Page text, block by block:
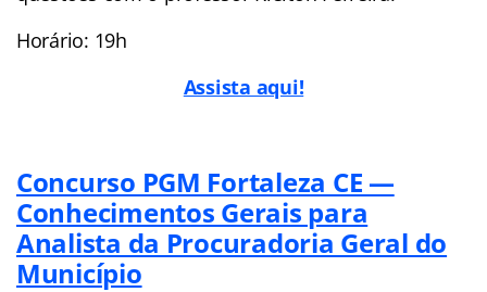
Horário: 19h
Assista aqui!
Concurso PGM Fortaleza CE —
Conhecimentos Gerais para
Analista da Procuradoria Geral do
Município